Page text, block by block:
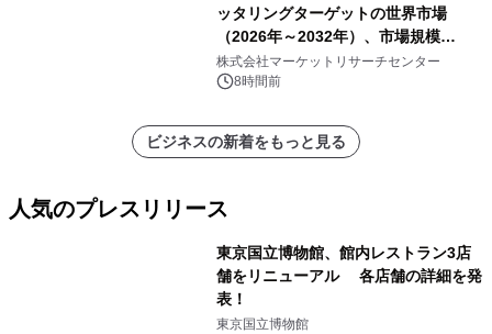
ッタリングターゲットの世界市場
（2026年～2032年）、市場規模
（0.995、0.999、その他）・分析レポ
ートを発表
株式会社マーケットリサーチセンター
8時間前
ビジネスの新着をもっと見る
人気のプレスリリース
東京国立博物館、館内レストラン3店
舗をリニューアル 各店舗の詳細を発
表！
東京国立博物館